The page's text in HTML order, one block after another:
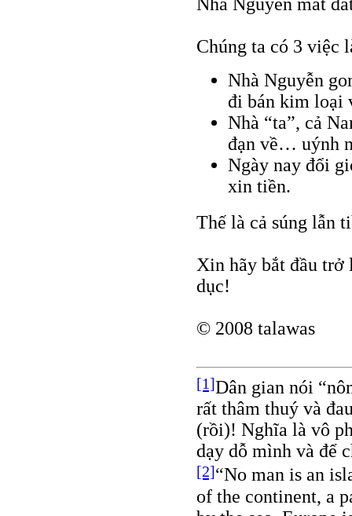
Chúng ta có 3 việc
Nhà Nguyễn
đi bán kim loại
Nhà “ta”, cả
đạn về… uýnh
Ngày nay đổi
xin tiền.
Thế là cả súng lẫn
Xin hãy bắt đầu
dục!
© 2008 talawas
[1]Dân gian nói
rất thâm thuý và
(rồi)! Nghĩa là vô
dạy dỗ mình và để
[2]“No man is an
of the continent, a